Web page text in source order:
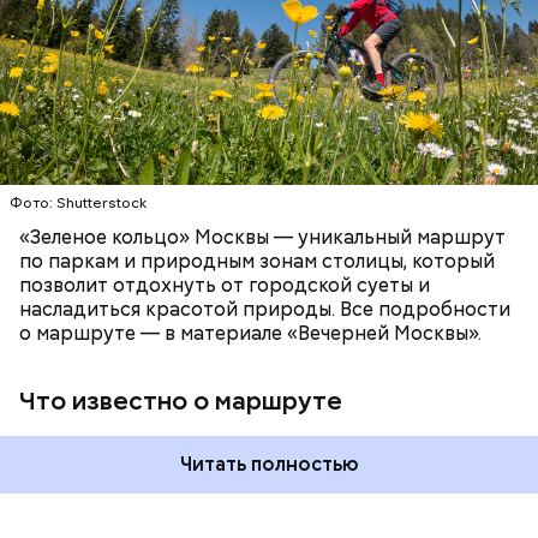
Фото: Shutterstock
«Зеленое кольцо» Москвы — уникальный маршрут
по паркам и природным зонам столицы, который
позволит отдохнуть от городской суеты и
насладиться красотой природы. Все подробности
о маршруте — в материале «Вечерней Москвы».
Что известно о маршруте
километров:
Читать полностью
СПОРТ ОТДЫХ
ВЕЛОСИПЕДЫ
САМОКАТЫ
МОСКВА
Патриаршие пруды
Московский зоопарк